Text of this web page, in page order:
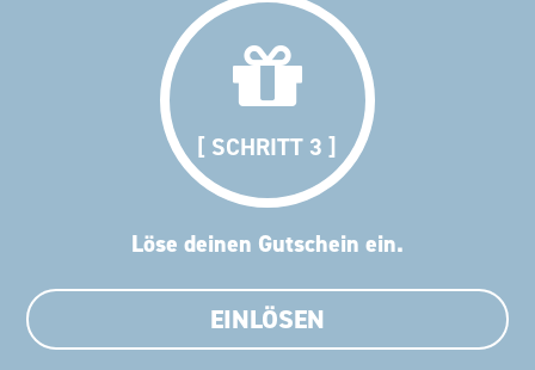
[ SCHRITT 3 ]
Löse deinen Gutschein ein.
EINLÖSEN